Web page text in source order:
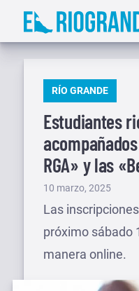
Saltar
PUBLICADO
RÍO GRANDE
Estudiantes
RGA» y las
Publicado
el
10 marzo, 2025
Las
próximo sábado
manera online.